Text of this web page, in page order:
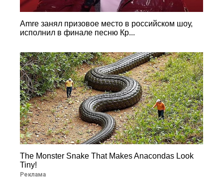
Amre занял призовое место в российском шоу,
исполнил в финале песню Кр...
The Monster Snake That Makes Anacondas Look
Tiny!
Реклама